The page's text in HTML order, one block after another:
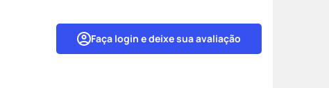
Faça login e deixe sua avaliação